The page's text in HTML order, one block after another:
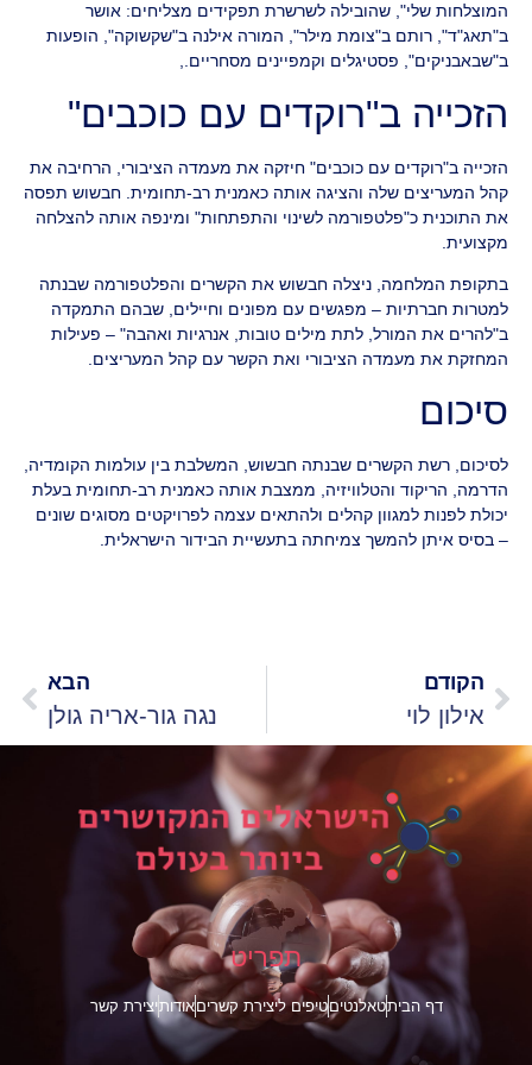
המוצלחות שלי", שהובילה לשרשרת תפקידים מצליחים: אושר
ב"תאג"ד", רותם ב"צומת מילר", המורה אילנה ב"שקשוקה", הופעות
ב"שבאבניקים", פסטיגלים וקמפיינים מסחריים.,
הזכייה ב"רוקדים עם כוכבים"
הזכייה ב"רוקדים עם כוכבים" חיזקה את מעמדה הציבורי, הרחיבה את
קהל המעריצים שלה והציגה אותה כאמנית רב-תחומית. חבשוש תפסה
את התוכנית כ"פלטפורמה לשינוי והתפתחות" ומינפה אותה להצלחה
מקצועית.
בתקופת המלחמה, ניצלה חבשוש את הקשרים והפלטפורמה שבנתה
למטרות חברתיות – מפגשים עם מפונים וחיילים, שבהם התמקדה
ב"להרים את המורל, לתת מילים טובות, אנרגיות ואהבה" – פעילות
המחזקת את מעמדה הציבורי ואת הקשר עם קהל המעריצים.
סיכום
לסיכום, רשת הקשרים שבנתה חבשוש, המשלבת בין עולמות הקומדיה,
הדרמה, הריקוד והטלוויזיה, ממצבת אותה כאמנית רב-תחומית בעלת
יכולת לפנות למגוון קהלים ולהתאים עצמה לפרויקטים מסוגים שונים
– בסיס איתן להמשך צמיחתה בתעשיית הבידור הישראלית.
הקודם
אילון לוי
הבא
נגה גור-אריה גולן
תפריט
דף הביתטאלנטיםטיפים ליצירת קשריםאודותיצירת קשר